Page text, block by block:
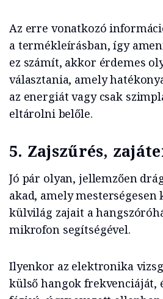
Az erre vonatkozó
a termékleírásban, így
ez számít, akkor érdemes
választania, amely
az energiát vagy csak
eltárolni belőle.
5. Zajszűrés,
Jó pár olyan, jellemzően
akad, amely mesterségesen
külvilág zajait a
mikrofon segítségével.
Ilyenkor az elektronika
külső hangok frekvenciáját,